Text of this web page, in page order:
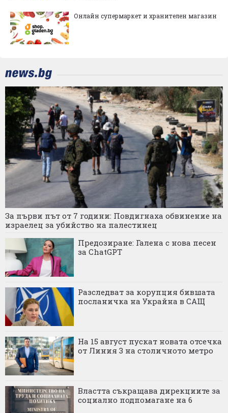
Онлайн супермаркет и хранителен магазин
За първи път от 7 години: Повдигнаха обвинение на
израелец за убийство на палестинец
Предозиране: Галена с нова песен
за ChatGPT
Разследват за корупция бившата
посланичка на Украйна в САЩ
На 15 август пускат новата отсечка
от Линия 3 на столичното метро
Властта съкращава дирекциите за
социално подпомагане на 6